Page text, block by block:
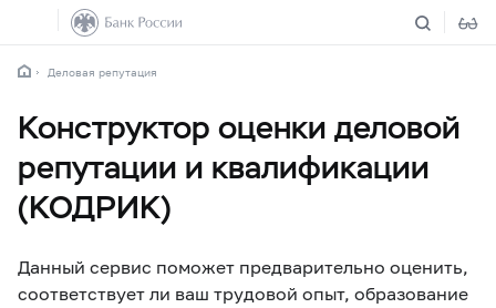
Деловая репутация
Конструктор оценки деловой
репутации и квалификации
(КОДРИК)
Данный сервис поможет предварительно оценить,
соответствует ли ваш трудовой опыт, образование